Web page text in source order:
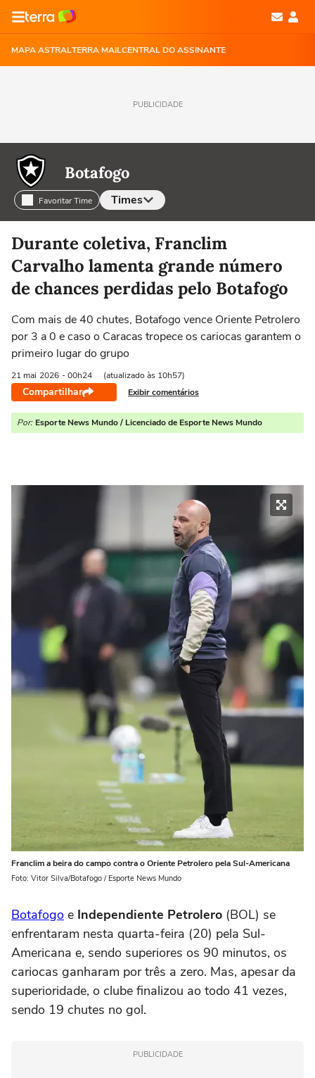
MAPA ASTRALTERRA MAILCENTRAL DO ASSINANTE
PUBLICIDADE
Botafogo
Favoritar Time Times
Selecione o time para ver as notícias
Durante coletiva, Franclim
Carvalho lamenta grande número
de chances perdidas pelo Botafogo
Com mais de 40 chutes, Botafogo vence Oriente Petrolero
por 3 a 0 e caso o Caracas tropece os cariocas garantem o
primeiro lugar do grupo
21 mai 2026 - 00h24 (atualizado às 10h57)
Compartilhar Exibir comentários
Por: Esporte News Mundo / Licenciado de Esporte News Mundo
Franclim a beira do campo contra o Oriente Petrolero pela Sul-Americana
Foto: Vitor Silva/Botafogo / Esporte News Mundo
Botafogo e Independiente Petrolero (BOL) se
enfrentaram nesta quarta-feira (20) pela Sul-
Americana e, sendo superiores os 90 minutos, os
cariocas ganharam por três a zero. Mas, apesar da
superioridade, o clube finalizou ao todo 41 vezes,
sendo 19 chutes no gol.
PUBLICIDADE